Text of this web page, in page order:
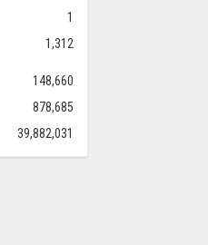
1
1,312
148,660
878,685
39,882,031